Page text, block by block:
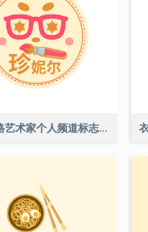
可爱风格艺术家个人频道标志